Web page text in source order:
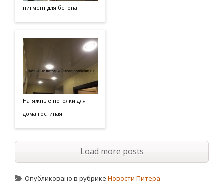
пигмент для бетона
Натяжные потолки для
дома гостиная
Load more posts
Опубликовано в рубрике Новости Питера